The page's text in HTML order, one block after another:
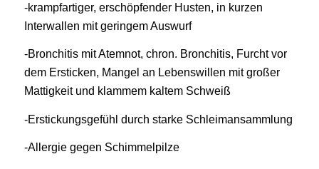
-krampfartiger, erschöpfender Husten, in kurzen
Interwallen mit geringem Auswurf
-Bronchitis mit Atemnot, chron. Bronchitis, Furcht vor
dem Ersticken, Mangel an Lebenswillen mit großer
Mattigkeit und klammem kaltem Schweiß
-Erstickungsgefühl durch starke Schleimansammlung
-Allergie gegen Schimmelpilze